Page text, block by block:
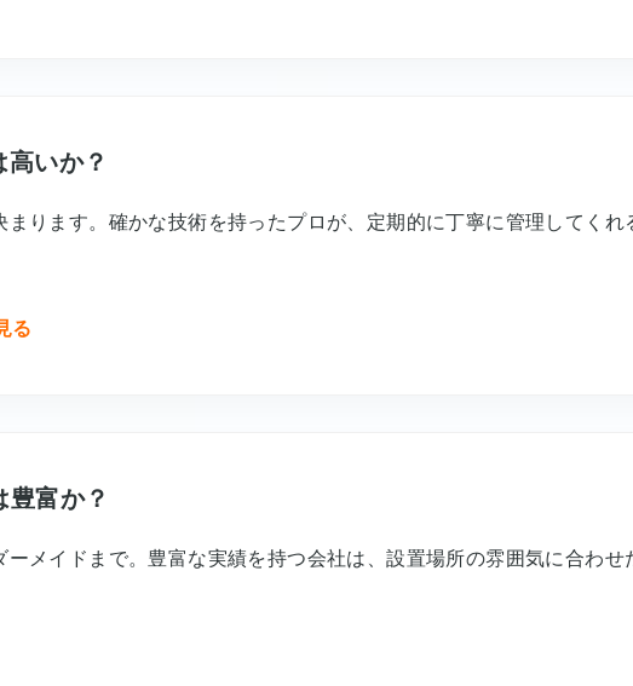
いか？
ります。確かな技術を持ったプロが、定期的に丁寧に管理してく
る
富か？
メイドまで。豊富な実績を持つ会社は、設置場所の雰囲気に合わせ